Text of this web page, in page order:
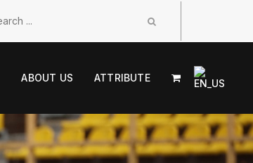
ABOUT US ATTRIBUTE